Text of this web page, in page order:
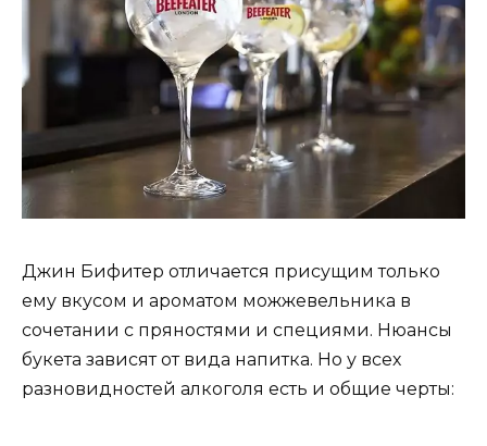
Джин Бифитер отличается присущим только
ему вкусом и ароматом можжевельника в
сочетании с пряностями и специями. Нюансы
букета зависят от вида напитка. Но у всех
разновидностей алкоголя есть и общие черты: